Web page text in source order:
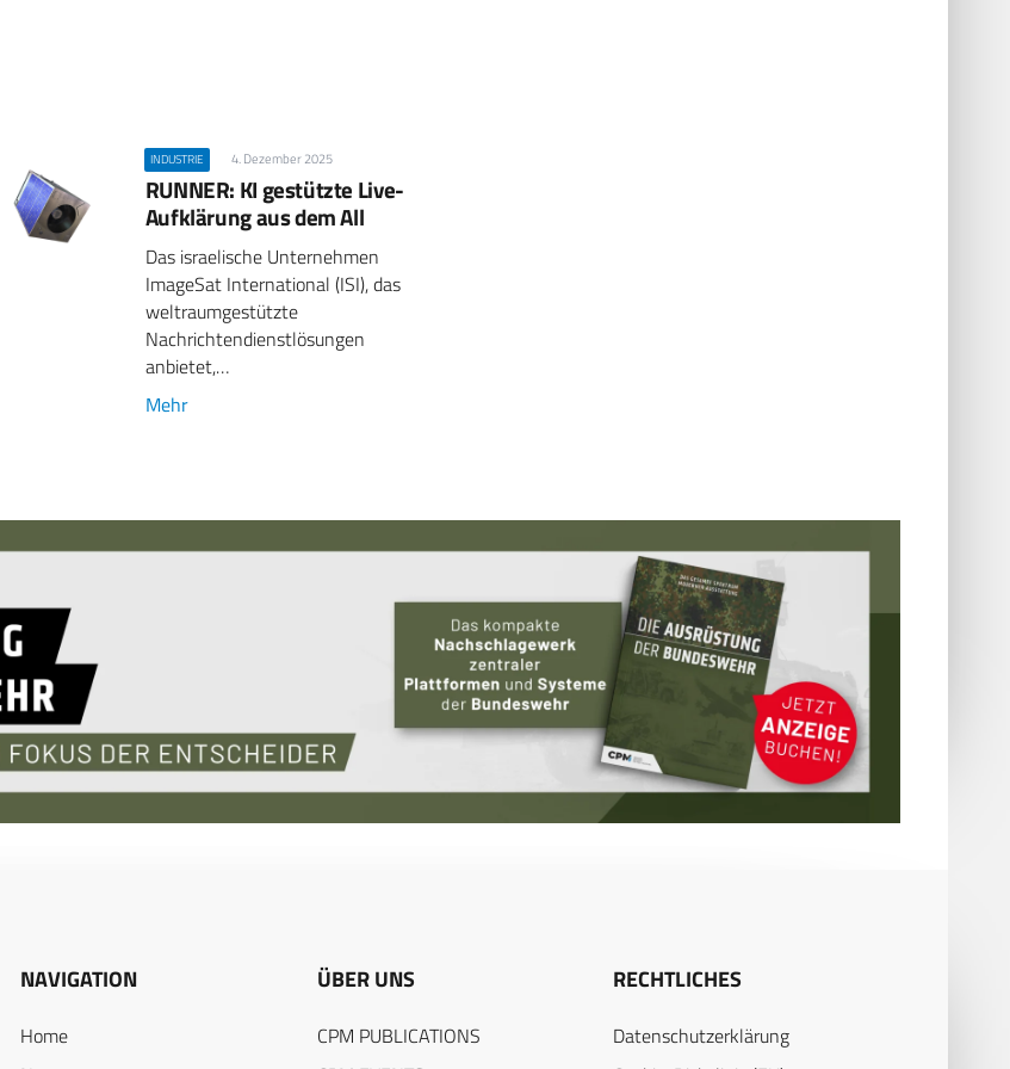
INDUSTRIE 4. Dezember 2025
RUNNER: KI gestützte Live-
Aufklärung aus dem All
Das israelische Unternehmen
ImageSat International (ISI), das
weltraumgestützte
Nachrichtendienstlösungen
anbietet,…
Mehr
NAVIGATION
Home
ÜBER UNS
CPM PUBLICATIONS
RECHTLICHES
Datenschutzerklärung